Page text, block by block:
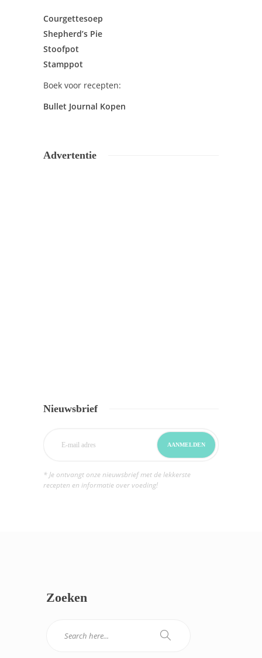
Courgettesoep
Shepherd’s Pie
Stoofpot
Stamppot
Boek voor recepten:
Bullet Journal Kopen
Advertentie
Nieuwsbrief
* Je ontvangt onze nieuwsbrief met de lekkerste
recepten en informatie over voeding!
Zoeken